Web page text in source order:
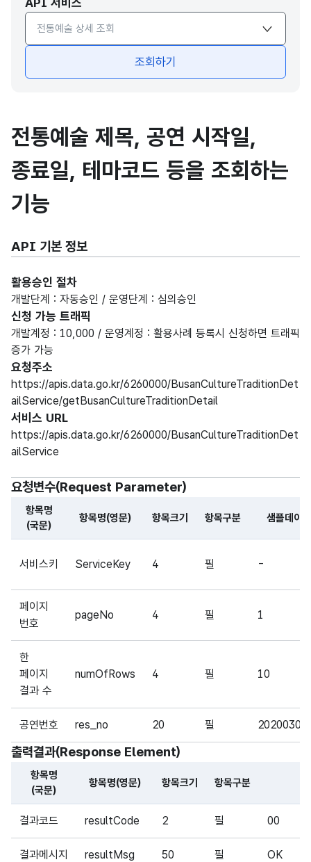
API 서비스
API서비스 종류 선택
조회하기
전통예술 제목, 공연 시작일,
종료일, 테마코드 등을 조회하는
기능
API 기본 정보
활용승인 절차
개발단계 : 자동승인 / 운영단계 : 심의승인
신청 가능 트래픽
개발계정 : 10,000 / 운영계정 : 활용사례 등록시 신청하면 트래픽
증가 가능
요청주소
https://apis.data.go.kr/6260000/BusanCultureTraditionDet
ailService/getBusanCultureTraditionDetail
서비스 URL
https://apis.data.go.kr/6260000/BusanCultureTraditionDet
ailService
요청변수(Request Parameter)
항목명
(국문)
항목명(영문) 항목크기 항목구분 샘플데이터
서비스키 ServiceKey 4 필 -
페이지
번호
pageNo 4 필 1
한
페이지
결과 수
numOfRows 4 필 10
공연번호 res_no 20 필
출력결과(Response Element)
해당 오픈API의 출력결과(Response Element) 항목에 대한
항목명
(국문)
항목명(영문) 항목크기 항목구분
결과코드 resultCode 2 필 00
결과메시지 resultMsg 50 필 OK